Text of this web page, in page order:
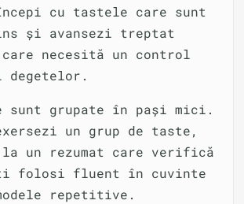
cu tastele care sunt
și avansezi treptat
necesită un control
degetelor.
grupate în pași mici.
un grup de taste,
un rezumat care verifică
folosi fluent în cuvinte
repetitive.